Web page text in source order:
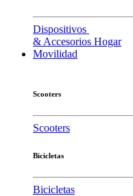
Dispositivos
& Accesorios Hogar
Movilidad
Scooters
Scooters
Bicicletas
Bicicletas